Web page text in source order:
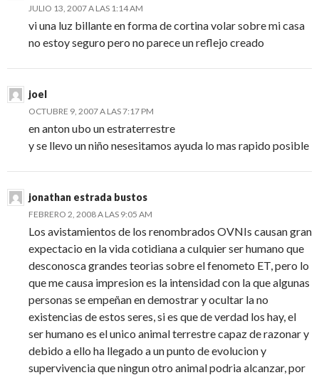
JULIO 13, 2007 A LAS 1:14 AM
vi una luz billante en forma de cortina volar sobre mi casa
no estoy seguro pero no parece un reflejo creado
joel
OCTUBRE 9, 2007 A LAS 7:17 PM
en anton ubo un estraterrestre
y se llevo un niño nesesitamos ayuda lo mas rapido posible
jonathan estrada bustos
FEBRERO 2, 2008 A LAS 9:05 AM
Los avistamientos de los renombrados OVNIs causan gran
expectacio en la vida cotidiana a culquier ser humano que
desconosca grandes teorias sobre el fenometo ET, pero lo
que me causa impresion es la intensidad con la que algunas
personas se empeñan en demostrar y ocultar la no
existencias de estos seres, si es que de verdad los hay, el
ser humano es el unico animal terrestre capaz de razonar y
debido a ello ha llegado a un punto de evolucion y
supervivencia que ningun otro animal podria alcanzar, por